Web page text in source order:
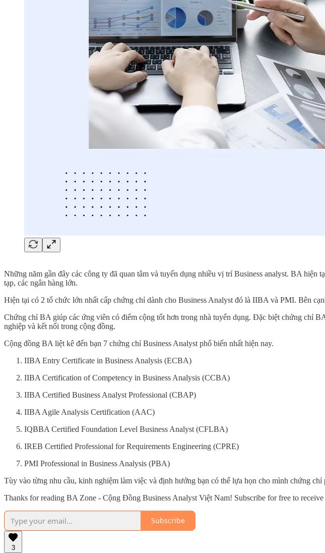
Những năm gần đây các công ty đã quan tâm và tuyển dụng nhiều vị trí Business analyst. BA
tạp, các ngân hàng lớn.
Hiện tại có 2 tổ chức lớn nhất cấp chứng chỉ dành cho Business Analyst đó là IIBA và PMI. Bên
Chứng chỉ BA giúp các ứng viên có điểm cộng tốt hơn trong nhà tuyển dụng. Đặc biệt chứng chỉ
nghiệp và kết nối trong cộng đồng.
Cộng đồng BA liệt kê đến bạn 7 chứng chỉ Business Analyst phổ biến nhất hiện nay.
IIBA Entry Certificate in Business Analysis (ECBA)
IIBA Certification of Competency in Business Analysis (CCBA)
IIBA Certified Business Analyst Professional (CBAP)
IIBA Agile Analysis Certification (AAC)
IQBBA Certified Foundation Level Business Analyst (CFLBA)
IREB Certified Professional for Requirements Engineering (CPRE)
PMI Professional in Business Analysis (PBA)
Tùy vào từng nhu cầu, kinh nghiệm làm việc và định hướng bạn có thể lựa họn cho mình chứng chỉ
Thanks for reading BA Zone - Cộng Đồng Business Analyst Việt Nam! Subscribe for free to
Subscribe
3